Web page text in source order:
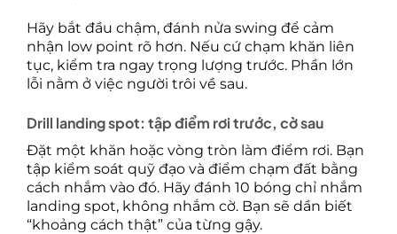
Hãy bắt đầu chậm, đánh nửa swing để cảm
nhận low point rõ hơn. Nếu cứ chạm khăn liên
tục, kiểm tra ngay trọng lượng trước. Phần lớn
lỗi nằm ở việc người trôi về sau.
Drill landing spot: tập điểm rơi trước, cờ sau
Đặt một khăn hoặc vòng tròn làm điểm rơi. Bạn
tập kiểm soát quỹ đạo và điểm chạm đất bằng
cách nhắm vào đó. Hãy đánh 10 bóng chỉ nhắm
landing spot, không nhắm cờ. Bạn sẽ dần biết
“khoảng cách thật” của từng gậy.